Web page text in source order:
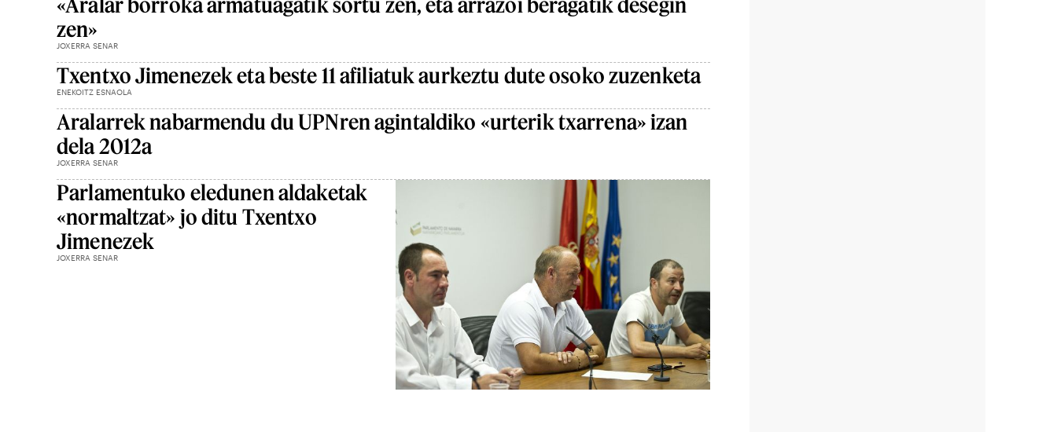
zen»
JOXERRA SENAR
Txentxo Jimenezek eta beste 11 afiliatuk aurkeztu dute osoko zuzenketa
ENEKOITZ ESNAOLA
Aralarrek nabarmendu du UPNren agintaldiko «urterik txarrena» izan
dela 2012a
JOXERRA SENAR
Parlamentuko eledunen aldaketak
«normaltzat» jo ditu Txentxo
Jimenezek
JOXERRA SENAR